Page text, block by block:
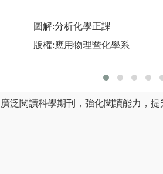
圖解:分析化學正課
版權:應用物理暨化學系
廣泛閱讀科學期刊，強化閱讀能力，提